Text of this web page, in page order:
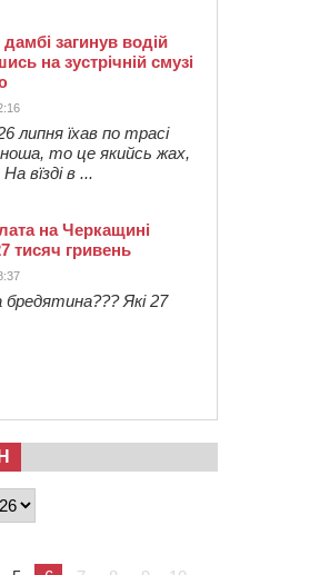
загинув водій
на зустрічній смузі
липня їхав по трасі
то це якийсь жах,
вїзді в ...
на Черкащині
тисяч гривень
Які 27